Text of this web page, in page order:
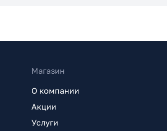
Магазин
О компании
Акции
Услуги